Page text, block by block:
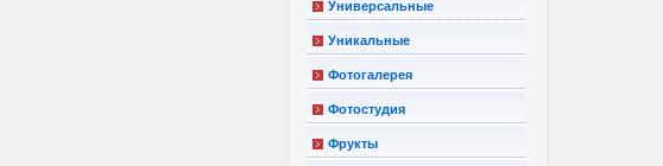
Универсальные
Уникальные
Фотогалерея
Фотостудия
Фрукты